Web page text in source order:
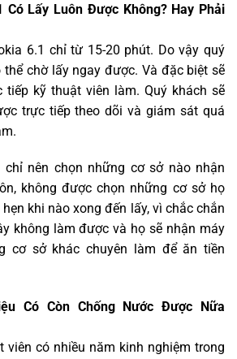
Có Lấy Luôn Được Không? Hay Phải
6.1 chỉ từ 15-20 phút. Do vậy quý
thể chờ lấy ngay được. Và đặc biệt sẽ
kỹ thuật viên làm. Quý khách sẽ
trực tiếp theo dõi và giám sát quá
nên chọn những cơ sở nào nhận
không được chọn những cơ sở họ
khi nào xong đến lấy, vì chắc chắn
không làm được và họ sẽ nhận máy
cơ sở khác chuyên làm để ăn tiền
Có Còn Chống Nước Được Nữa
viên có nhiều năm kinh nghiệm trong